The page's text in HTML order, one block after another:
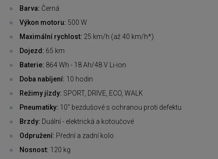
Barva: Černá
Výkon motoru: 500 W
Maximální rychlost: 25 km/h (až 40 km/h*)
Dojezd: 65 km
Baterie: 864 Wh - 18 Ah/48 V Li-ion
Doba nabíjení: 10 hodin
Režimy jízdy: SPORT, DRIVE, ECO, WALK
Pneumatiky: 10" bezdušové s ochranou proti defektu
Brzdy: Duální - elektrická a kotoučové
Odpružení: Přední a zadní kolo
Nosnost: 120 kg